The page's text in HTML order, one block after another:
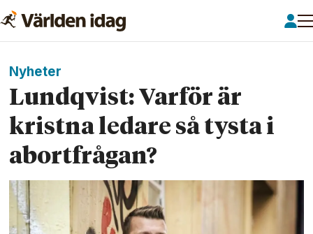
Nyheter
Lundqvist: Varför är
kristna ledare så tysta i
abortfrågan?